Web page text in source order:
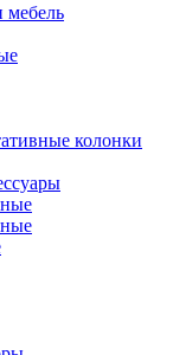
мебель
колонки